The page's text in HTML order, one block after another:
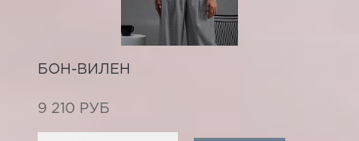
БОН-ВИЛЕН
9 210 РУБ